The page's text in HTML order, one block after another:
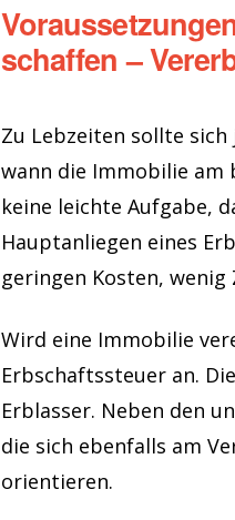
schaffen –
Zu Lebzeiten sollte
wann die Immobilie am
keine leichte Aufgabe,
Hauptanliegen eines
geringen Kosten,
Wird eine Immobilie
Erbschaftssteuer an.
Erblasser. Neben den
die sich ebenfalls am
orientieren.